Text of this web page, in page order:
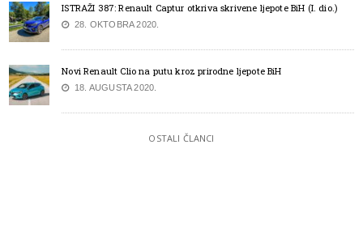
ISTRAŽI 387: Renault Captur otkriva skrivene ljepote BiH (I. dio.)
28. OKTOBRA 2020.
Novi Renault Clio na putu kroz prirodne ljepote BiH
18. AUGUSTA 2020.
OSTALI ČLANCI